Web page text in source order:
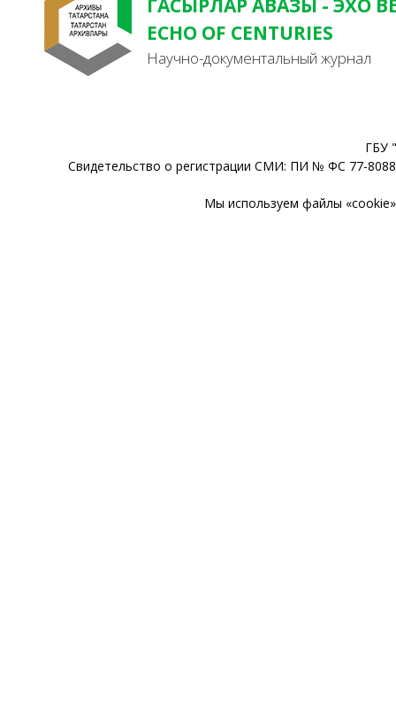
ГАСЫРЛАР АВАЗЫ - ЭХО
ECHO OF CENTURIES
Научно-документальный журнал
ГБУ
Свидетельство о регистрации СМИ: ПИ № ФС 77-
Мы используем файлы «cookie»